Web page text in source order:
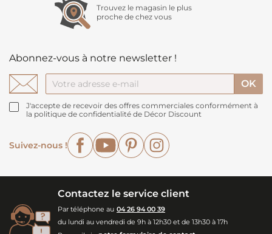
Trouvez le magasin le plus
proche de chez vous
Abonnez-vous à notre newsletter !
J'accepte de recevoir des offres commerciales conformément à
la politique de confidentialité de Décor Discount
Suivez-nous !
FacebookYouTubePinterest
Contactez le service client
Par téléphone au 04 26 94 00 39
du lundi au vendredi de 9h à 12h30 et de 13h30 à 17h